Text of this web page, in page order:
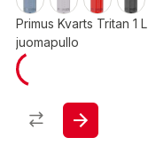
Primus Kvarts Tritan 1 L
juomapullo